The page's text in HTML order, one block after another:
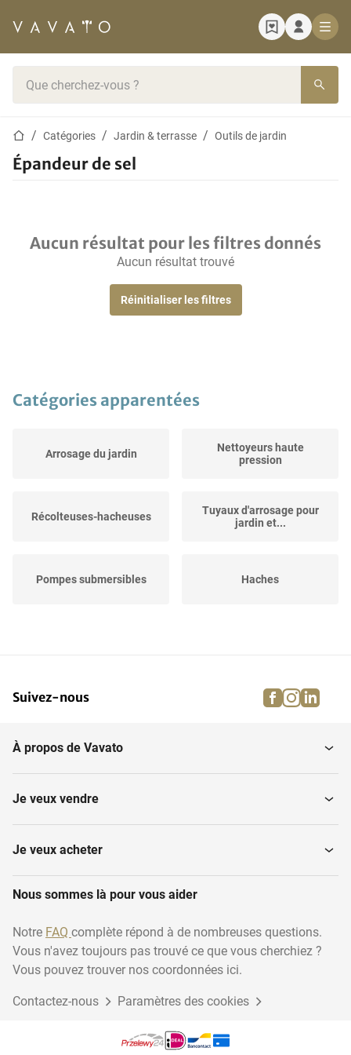
Page d'accueil
Catégories Jardin & terrasse Outils de jardin
Épandeur de sel
Aucun résultat pour les filtres donnés
Aucun résultat trouvé
Réinitialiser les filtres
Catégories apparentées
Arrosage du jardin
Nettoyeurs haute
pression
Récolteuses-hacheuses
Tuyaux d'arrosage pour
jardin et...
Pompes submersibles Haches
Tarières Scarificateurs
Pelles, binettes et bêches
Tronçonneuses Coutellerie viticole
Suivez-nous facebook
À propos de Vavato
Je veux vendre
Je veux acheter
Nous sommes là pour vous aider
Notre FAQ complète répond à de nombreuses questions.
Vous n'avez toujours pas trouvé ce que vous cherchiez ?
Vous pouvez trouver nos coordonnées ici.
Contactez-nous Paramètres des cookies